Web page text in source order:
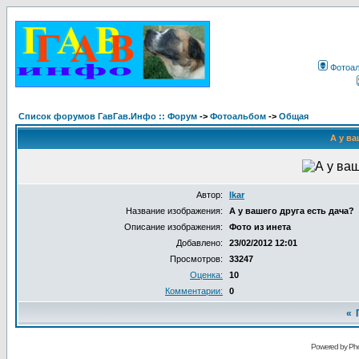
Список форумов ГавГав.Инфо :: Форум -> Фотоальбом -> Общая
А у
Автор:
Ikar
Название изображения:
А у вашего друга есть дача?
Описание изображения:
Фото из инета
Добавлено:
23/02/2012 12:01
Просмотров:
33247
Оценка:
10
Комментарии:
0
«
Powered by